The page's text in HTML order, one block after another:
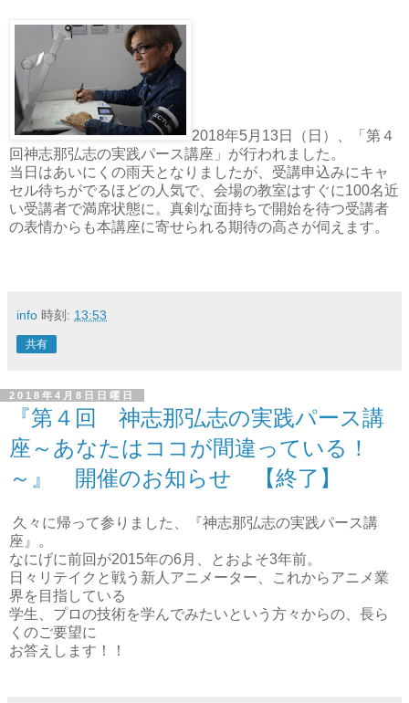
2018年5月13日（日）、「第４
回神志那弘志の実践パース講座」が行われました。
当日はあいにくの雨天となりましたが、受講申込みにキャ
セル待ちがでるほどの人気で、会場の教室はすぐに100名近
い受講者で満席状態に。真剣な面持ちで開始を待つ受講者
の表情からも本講座に寄せられる期待の高さが伺えます。
info 時刻: 13:53
共有
2018年4月8日日曜日
『第４回 神志那弘志の実践パース講
座～あなたはココが間違っている！
～』 開催のお知らせ 【終了】
久々に帰って参りました、『神志那弘志の実践パース講
座』。
なにげに前回が2015年の6月、とおよそ3年前。
日々リテイクと戦う新人アニメーター、これからアニメ業
界を目指している
学生、プロの技術を学んでみたいという方々からの、長ら
くのご要望に
お答えします！！